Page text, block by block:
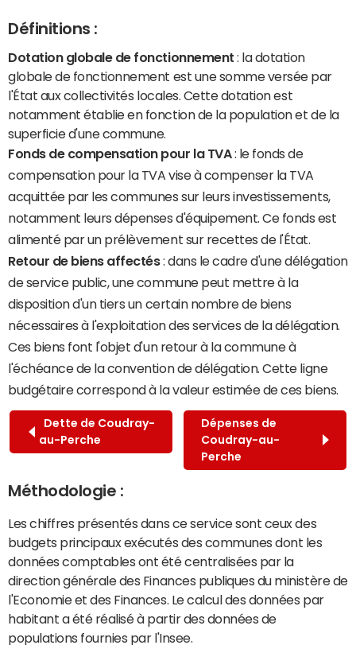
Définitions :
Dotation globale de fonctionnement : la dotation
globale de fonctionnement est une somme versée par
l'État aux collectivités locales. Cette dotation est
notamment établie en fonction de la population et de la
superficie d'une commune.
Fonds de compensation pour la TVA: le fonds de
compensation pour la TVA vise à compenser la TVA
acquittée par les communes sur leurs investissements,
notamment leurs dépenses d'équipement. Ce fonds est
alimenté par un prélèvement sur recettes de l'État.
Retour de biens affectés: dans le cadre d'une délégation
de service public, une commune peut mettre à la
disposition d'un tiers un certain nombre de biens
nécessaires à l'exploitation des services de la délégation.
Ces biens font l'objet d'un retour à la commune à
l'échéance de la convention de délégation. Cette ligne
budgétaire correspond à la valeur estimée de ces biens.
Dette de Coudray-
au-Perche
Dépenses de
Coudray-au-
Perche
Méthodologie :
Les chiffres présentés dans ce service sont ceux des
budgets principaux exécutés des communes dont les
données comptables ont été centralisées par la
direction générale des Finances publiques du ministère de
l'Economie et des Finances. Le calcul des données par
habitant a été réalisé à partir des données de
populations fournies par l'Insee.